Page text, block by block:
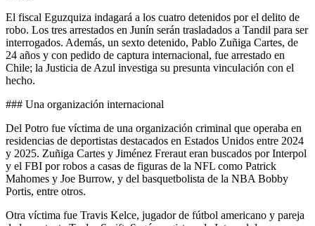
El fiscal Eguzquiza indagará a los cuatro detenidos por el delito de
robo. Los tres arrestados en Junín serán trasladados a Tandil para ser
interrogados. Además, un sexto detenido, Pablo Zuñiga Cartes, de
24 años y con pedido de captura internacional, fue arrestado en
Chile; la Justicia de Azul investiga su presunta vinculación con el
hecho.
### Una organización internacional
Del Potro fue víctima de una organización criminal que operaba en
residencias de deportistas destacados en Estados Unidos entre 2024
y 2025. Zuñiga Cartes y Jiménez Freraut eran buscados por Interpol
y el FBI por robos a casas de figuras de la NFL como Patrick
Mahomes y Joe Burrow, y del basquetbolista de la NBA Bobby
Portis, entre otros.
Otra víctima fue Travis Kelce, jugador de fútbol americano y pareja